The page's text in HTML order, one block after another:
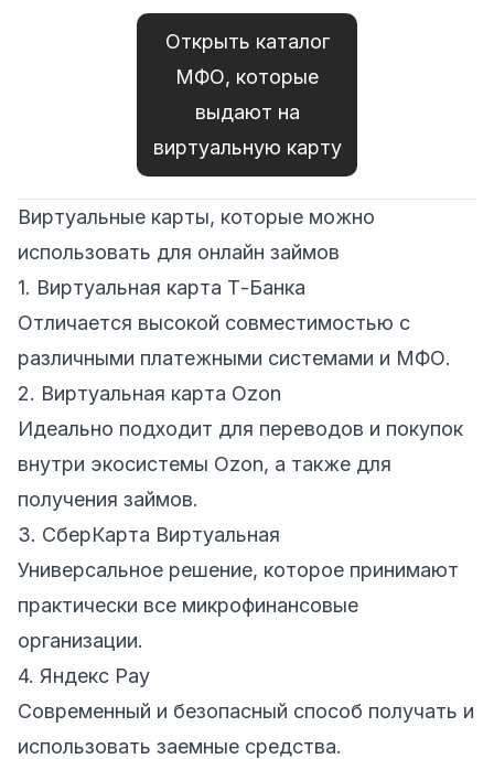
Открыть каталог
МФО, которые
выдают на
виртуальную карту
Виртуальные карты, которые можно
использовать для онлайн займов
1. Виртуальная карта Т-Банка
Отличается высокой совместимостью с
различными платежными системами и МФО.
2. Виртуальная карта Ozon
Идеально подходит для переводов и покупок
внутри экосистемы Ozon, а также для
получения займов.
3. СберКарта Виртуальная
Универсальное решение, которое принимают
практически все микрофинансовые
организации.
4. Яндекс Pay
Современный и безопасный способ получать и
использовать заемные средства.